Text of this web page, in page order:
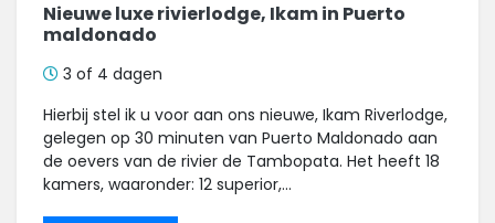
Nieuwe luxe rivierlodge, Ikam in Puerto
maldonado
3 of 4 dagen
Hierbij stel ik u voor aan ons nieuwe, Ikam Riverlodge,
gelegen op 30 minuten van Puerto Maldonado aan
de oevers van de rivier de Tambopata. Het heeft 18
kamers, waaronder: 12 superior,...